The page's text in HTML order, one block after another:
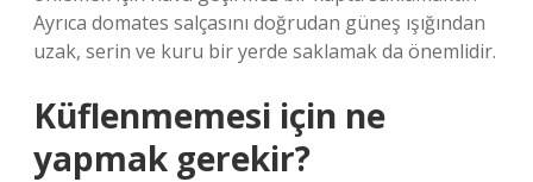
Ayrıca domates salçasını doğrudan güneş ışığından
uzak, serin ve kuru bir yerde saklamak da önemlidir.
Küflenmemesi için ne
yapmak gerekir?